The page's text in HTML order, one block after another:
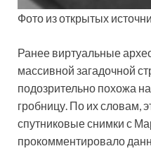
Фото из открытых
Ранее виртуальные
массивной загадочной
подозрительно похожа
гробницу. По их словам,
спутниковые снимки с
прокомментировало